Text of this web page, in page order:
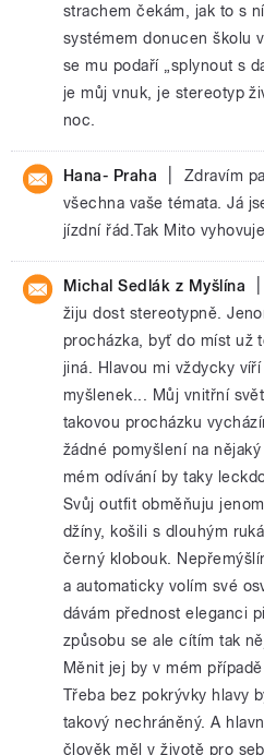
strachem čekám, jak to s
systémem donucen školu
se mu podaří „splynout s
je můj vnuk, je stereotyp
noc.
Hana- Praha
Zdravím
všechna vaše témata. Já
jízdní řád.Tak Mito vyhovuje.
Michal Sedlák z Myšlína
žiju dost stereotypně.
procházka, byť do míst už
jiná. Hlavou mi vždycky
myšlenek... Můj vnitřní
takovou procházku
žádné pomyšlení na
mém odívání by taky
Svůj outfit obměňuju
džíny, košili s dlouhým
černý klobouk.
a automaticky volím své
dávám přednost eleganci
způsobu se ale cítím tak
Měnit jej by v mém
Třeba bez pokrývky hlavy
takový nechráněný. A
člověk měl v životě pro